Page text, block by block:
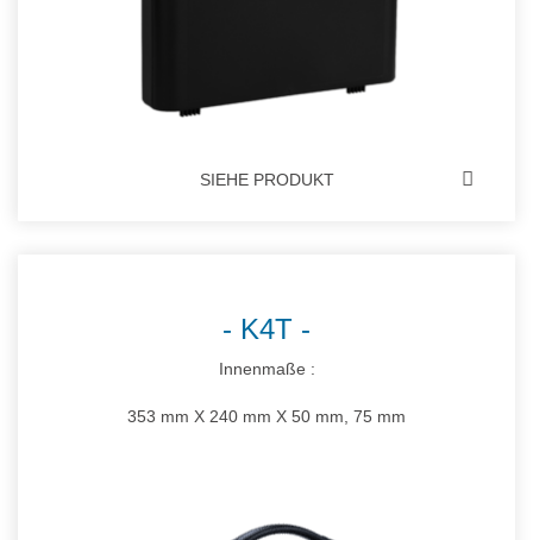
SIEHE PRODUKT
K4T
Innenmaße :
353 mm X 240 mm X 50 mm, 75 mm